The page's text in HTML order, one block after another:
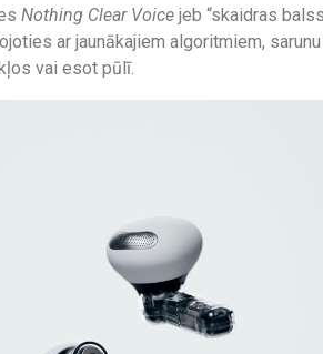
Nothing Clear Voice jeb “skaidras
ar jaunākajiem algoritmiem,
vai esot pūlī.